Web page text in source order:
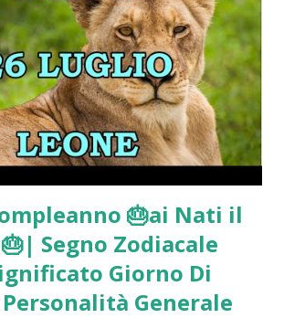
pubblico. FEBBRE DA GARLASCO?
🎂ai Nati il
Segno Zodiacale
Giorno Di
Generale